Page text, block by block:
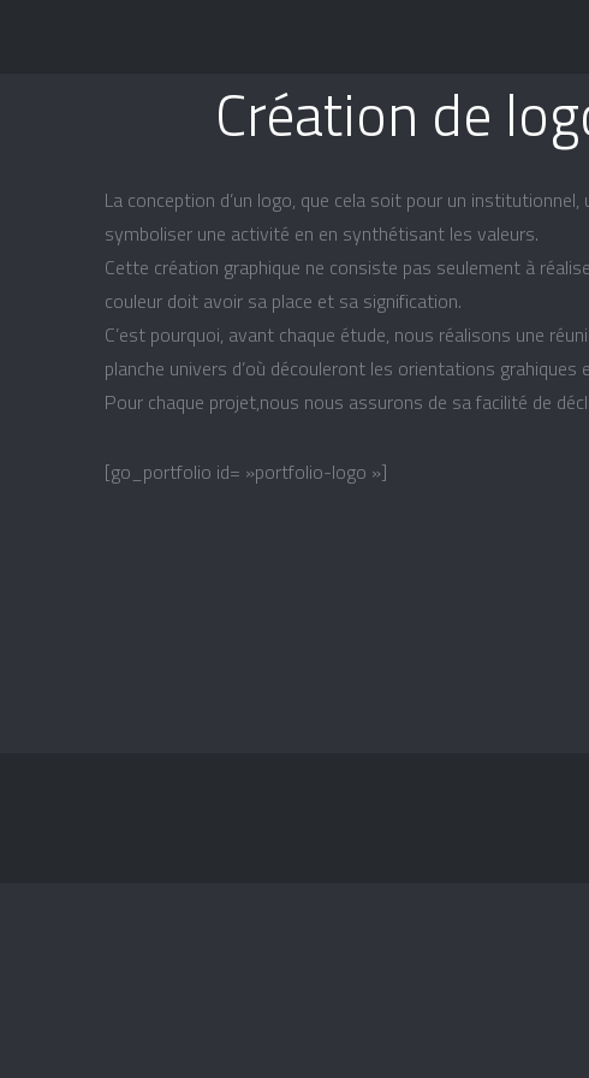
Création de
La conception d’un logo, que cela soit pour un
symboliser une activité en en synthétisant les valeurs.
Cette création graphique ne consiste pas seulement à
couleur doit avoir sa place et sa signification.
C’est pourquoi, avant chaque étude, nous réalisons une
planche univers d’où découleront les orientations grahiques
Pour chaque projet,nous nous assurons de sa facilité de
[go_portfolio id= »portfolio-logo »]